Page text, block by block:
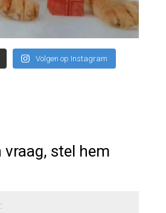
Volgen op Instagram
vraag, stel hem